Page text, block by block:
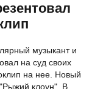
музыкант и
на суд своих
на нее. Новый
клоун". В